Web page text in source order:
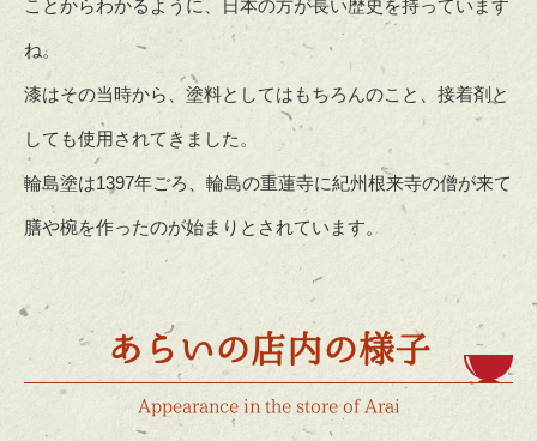
ことからわかるように、日本の方が長い歴史を持っています
ね。
漆はその当時から、塗料としてはもちろんのこと、接着剤と
しても使用されてきました。
輪島塗は1397年ごろ、輪島の重蓮寺に紀州根来寺の僧が来て
膳や椀を作ったのが始まりとされています。
あらいの店内の様子
Appearance in the store of Arai